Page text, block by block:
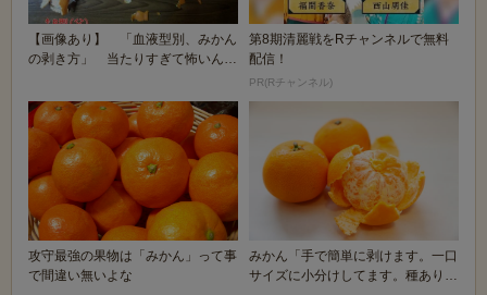
【画像あり】 「血液型別、みかん
の剥き方」 当たりすぎて怖いんだ
第8期清麗戦をRチャンネルで無料
配信！
PR(Rチャンネル)
攻守最強の果物は「みかん」って事
で間違い無いよな
みかん「手で簡単に剥けます。一口
サイズに小分けしてます。種ありま